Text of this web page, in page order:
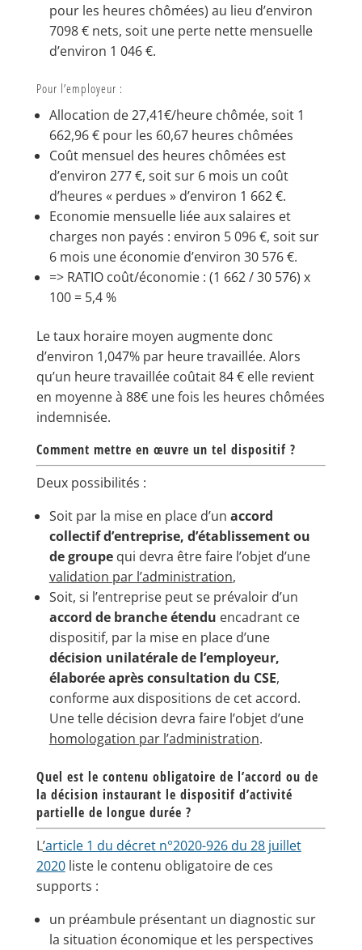
pour les heures chômées) au lieu d’environ
7098 € nets, soit une perte nette mensuelle
d’environ 1 046 €.
Pour l’employeur :
Allocation de 27,41€/heure chômée, soit 1
662,96 € pour les 60,67 heures chômées
Coût mensuel des heures chômées est
d’environ 277 €, soit sur 6 mois un coût
d’heures « perdues » d’environ 1 662 €.
Economie mensuelle liée aux salaires et
charges non payés : environ 5 096 €, soit sur
6 mois une économie d’environ 30 576 €.
=> RATIO coût/économie : (1 662 / 30 576) x
100 = 5,4 %
Le taux horaire moyen augmente donc
d’environ 1,047% par heure travaillée. Alors
qu’un heure travaillée coûtait 84 € elle revient
en moyenne à 88€ une fois les heures chômées
indemnisée.
Comment mettre en œuvre un tel dispositif ?
Deux possibilités :
Soit par la mise en place d’un accord
collectif d’entreprise, d’établissement ou
de groupequi devra être faire l’objet d’une
validation par l’administration,
Soit, si l’entreprise peut se prévaloir d’un
accord de branche étendu encadrant ce
dispositif, par la mise en place d’une
décision unilatérale de l’employeur,
élaborée après consultation du CSE,
conforme aux dispositions de cet accord.
Une telle décision devra faire l’objet d’une
homologation par l’administration.
Quel est le contenu obligatoire de l’accord ou de
la décision instaurant le dispositif d’activité
partielle de longue durée ?
L’article 1 du décret n°2020-926 du 28 juillet
2020liste le contenu obligatoire de ces
supports :
un préambule présentant un diagnostic sur
la situation économique et les perspectives